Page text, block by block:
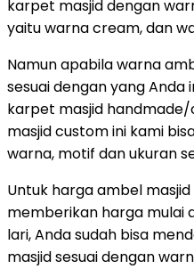
karpet masjid dengan
yaitu warna cream, dan
Namun apabila warna
sesuai dengan yang Anda
karpet masjid
masjid custom ini kami
warna, motif dan ukuran
Untuk harga ambel
memberikan harga mulai
lari, Anda sudah bisa
masjid sesuai dengan